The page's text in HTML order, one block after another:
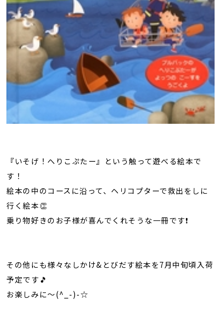
『いそげ！へりこぷたー』という触って遊べる絵本で
す！
絵本の中のコースに沿って、ヘリコプターで救出をしに
行く絵本👏
乗り物好きのお子様が喜んでくれそうな一冊です❗
その他にも様々なしかけ&とびだす絵本を7月中旬頃入荷
予定です🎵
お楽しみに～(^_-)-☆